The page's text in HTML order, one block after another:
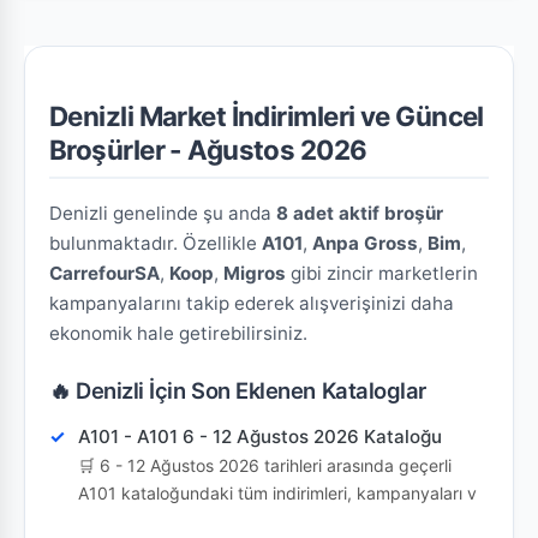
Denizli Market İndirimleri ve Güncel
Broşürler - Ağustos 2026
Denizli genelinde şu anda 8 adet aktif broşür
bulunmaktadır. Özellikle A101, Anpa Gross, Bim,
CarrefourSA, Koop, Migros gibi zincir marketlerin
kampanyalarını takip ederek alışverişinizi daha
ekonomik hale getirebilirsiniz.
🔥 Denizli İçin Son Eklenen Kataloglar
A101 - A101 6 - 12 Ağustos 2026 Kataloğu
🛒 6 - 12 Ağustos 2026 tarihleri arasında geçerli
A101 kataloğundaki tüm indirimleri, kampanyaları v